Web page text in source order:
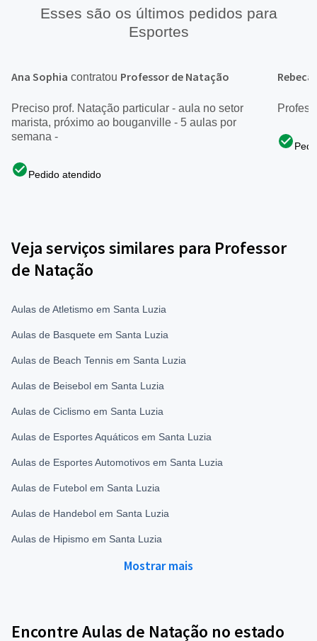
Esses são os últimos pedidos para
Esportes
Ana Sophia contratou Professor de Natação
Preciso prof. Natação particular - aula no setor
marista, próximo ao bouganville - 5 aulas por
semana -
Pedido atendido
Rebeca
Veja serviços similares para Professor
de Natação
Aulas de Atletismo em Santa Luzia
Aulas de Basquete em Santa Luzia
Aulas de Beach Tennis em Santa Luzia
Aulas de Beisebol em Santa Luzia
Aulas de Ciclismo em Santa Luzia
Aulas de Esportes Aquáticos em Santa Luzia
Aulas de Esportes Automotivos em Santa Luzia
Aulas de Futebol em Santa Luzia
Aulas de Handebol em Santa Luzia
Aulas de Hipismo em Santa Luzia
Mostrar mais
Encontre Aulas de Natação no estado